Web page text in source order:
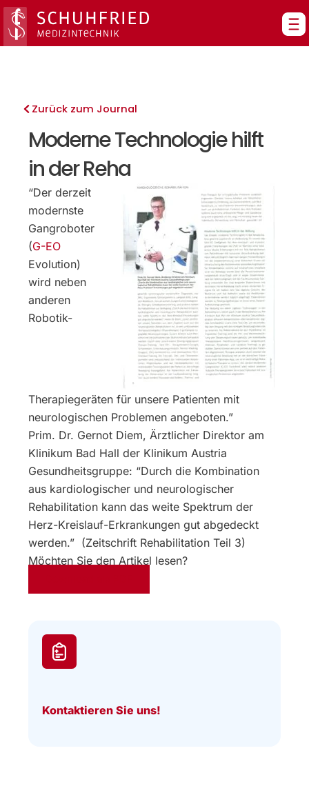
Zum
Inhalt
springen
Zurück zum Journal
Moderne Technologie hilft
in der Reha
“Der derzeit
modernste
Gangroboter
(G-EO
Evolution)
wird neben
anderen
Robotik-
Therapiegeräten für unsere Patienten mit
neurologischen Problemen angeboten.”
Prim. Dr. Gernot Diem, Ärztlicher Direktor am
Klinikum Bad Hall der Klinikum Austria
Gesundheitsgruppe: “Durch die Kombination
aus kardiologischer und neurologischer
Rehabilitation kann das weite Spektrum der
Herz-Kreislauf-Erkrankungen gut abgedeckt
werden.” (Zeitschrift Rehabilitation Teil 3)
Möchten Sie den Artikel lesen?
Kontaktieren Sie uns!